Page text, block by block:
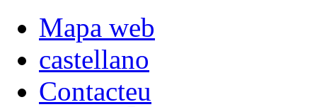
Mapa web
castellano
Contacteu